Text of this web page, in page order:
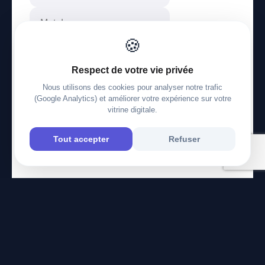
Mot de passe oublié ?
Se connecter
Créer ma vitrine gratuitement
© 2026 mobi.contact
🍪
Respect de votre vie privée
Nous utilisons des cookies pour analyser notre trafic
(Google Analytics) et améliorer votre expérience sur votre
vitrine digitale.
Tout accepter Refuser